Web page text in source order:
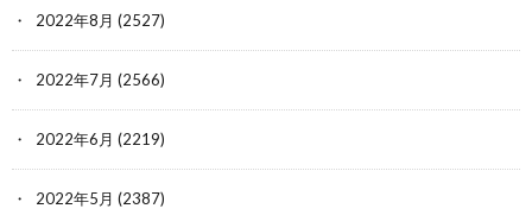
2022年8月 (2527)
2022年7月 (2566)
2022年6月 (2219)
2022年5月 (2387)